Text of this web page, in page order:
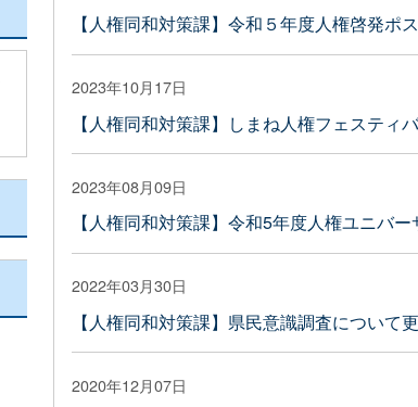
【人権同和対策課】令和５年度人権啓発ポ
2023年10月17日
【人権同和対策課】しまね人権フェスティ
2023年08月09日
【人権同和対策課】令和5年度人権ユニバ
2022年03月30日
【人権同和対策課】県民意識調査について
2020年12月07日